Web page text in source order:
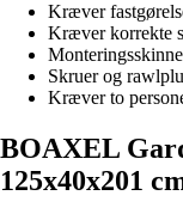
Kræver
Kræver korrekte
Skruer og
Kræver to
BOAXEL
125x40x201